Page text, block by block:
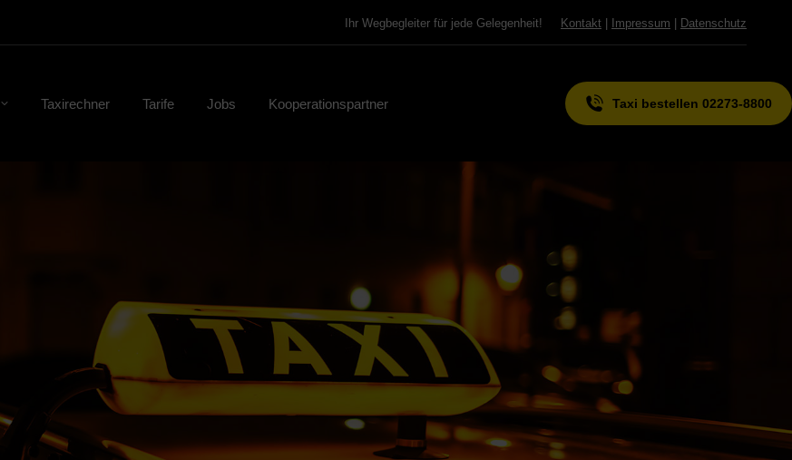
Ihr Wegbegleiter für jede Gelegenheit! Kontakt | Impressum | Datenschutz
Taxirechner Tarife Jobs Kooperationspartner Taxi bestellen 02273-8800